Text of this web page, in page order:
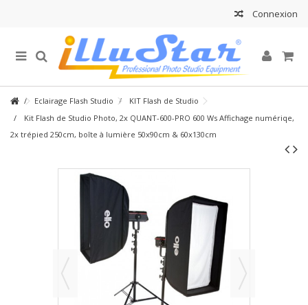
Connexion
Eclairage Flash Studio
KIT Flash de Studio
Kit Flash de Studio Photo, 2x QUANT-600-PRO 600 Ws Affichage numériqe,
2x trépied 250cm, boîte à lumière 50x90cm & 60x130cm